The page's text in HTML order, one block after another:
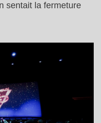
sentait la fermeture